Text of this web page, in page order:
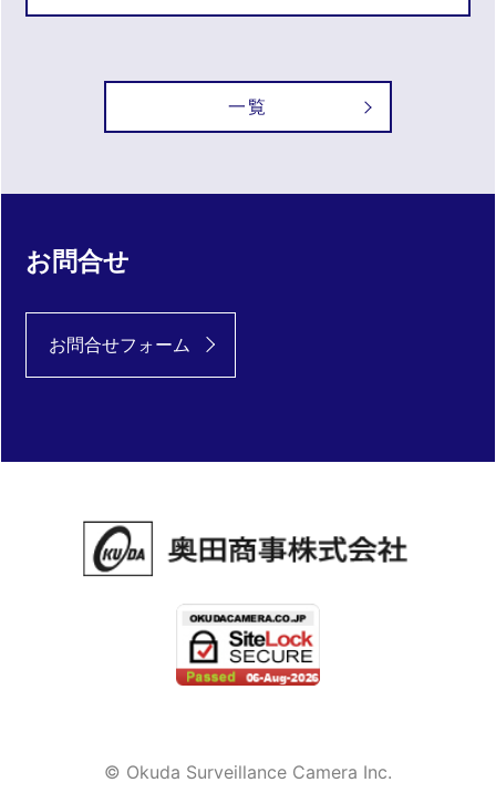
一覧
お問合せ
お問合せフォーム
© Okuda Surveillance Camera Inc.